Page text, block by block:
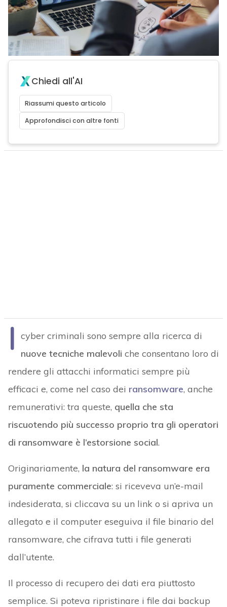
Chiedi all'AI
Riassumi questo articolo
Approfondisci con altre fonti
I cyber criminali sono sempre alla ricerca di
nuove tecniche malevoli che consentano loro di
rendere gli attacchi informatici sempre più
efficaci e, come nel caso dei ransomware, anche
remunerativi: tra queste, quella che sta
riscuotendo più successo proprio tra gli operatori
di ransomware è l’estorsione social.
Originariamente, la natura del ransomware era
puramente commerciale: si riceveva un’e-mail
indesiderata, si cliccava su un link o si apriva un
allegato e il computer eseguiva il file binario del
ransomware, che cifrava tutti i file generati
dall’utente.
Il processo di recupero dei dati era piuttosto
semplice. Si poteva ripristinare i file dai backup